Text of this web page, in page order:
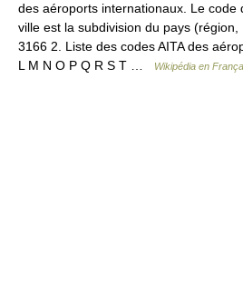
des aéroports internationaux. Le code
ville est la subdivision du pays
3166 2. Liste des codes AITA des
L M N O P Q R S T …
Wikipédia en